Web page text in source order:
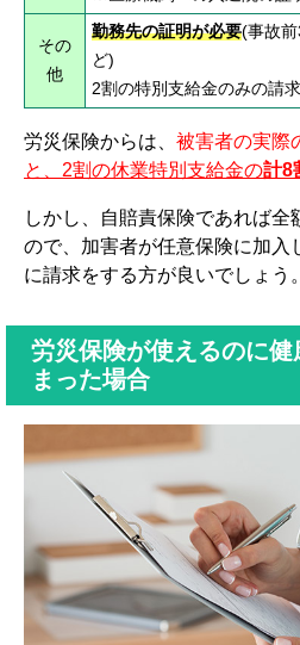
その
他
勤務先の証明が必要(事故
ど)
2割の特別支給金のみの請
労災保険からは、 被害者の実際
と、2割の休業特別支給金の計8
しかし、自賠責保険であれば全
ので、加害者が任意保険に加入
に請求をする方が良いでしょう。
労災保険が使えるのに
まった場合